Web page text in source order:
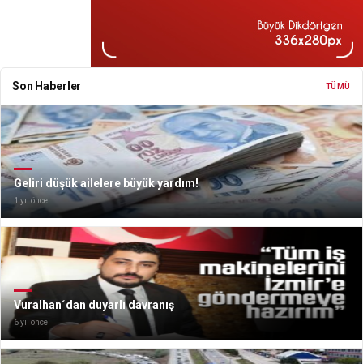
Son Haberler TÜMÜ
Geliri düşük ailelere büyük yardım!
1 yıl önce
Vuralhan´dan duyarlı davranış
6 yıl önce